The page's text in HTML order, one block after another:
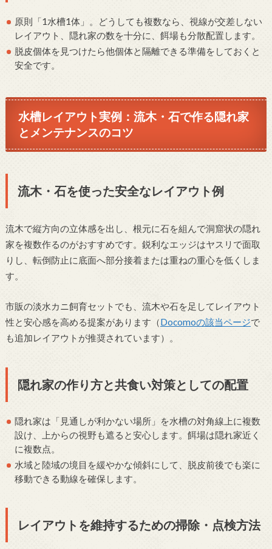
原則「1水槽1体」。どうしても複数なら、視線が交差しない
レイアウト、隠れ家の数を十分に、餌場も分散配置します。
脱皮個体を見つけたら他個体と隔離できる準備をしておくと
安全です。
水槽レイアウト実例：流木・石で作る隠れ家
とメンテナンスのコツ
流木・石を使った安全なレイアウト例
流木で縦方向の立体感を出し、根元に石を組んで洞窟状の隠れ
家を複数作るのがおすすめです。鋭利なエッジはヤスリで面取
りし、転倒防止に底面へ部分接着または重ねの重心を低くしま
す。
市販の淡水カニ飼育セットでも、流木や石を足してレイアウト
性と安心感を高める提案があります（Docomoの該当ページで
も追加レイアウトが推奨されています）。
隠れ家の作り方と共食い対策としての配置
隠れ家は「見通しが利かない場所」を水槽の対角線上に複数
設け、上からの視野も遮ると安心します。餌場は隠れ家近く
に複数点。
水域と陸域の境目を緩やかな傾斜にして、脱皮前後でも楽に
移動できる動線を確保します。
レイアウトを維持するための掃除・点検方法